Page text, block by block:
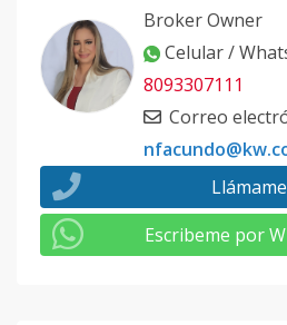
Broker Owner
Celular /
8093307111
Correo
Llámame
Escribeme por